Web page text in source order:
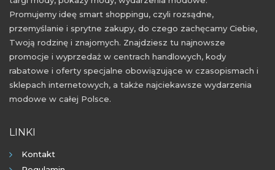
Promujemy ideę smart shoppingu, czyli rozsądne,
przemyślanie i sprytne zakupy, do czego zachęcamy Ciebie,
Twoją rodzinę i znajomych. Znajdziesz tu najnowsze
promocje i wyprzedaż w centrach handlowych, kody
rabatowe i oferty specjalne obowiązujące w czasopismach i
sklepach internetowych, a także najciekawsze wydarzenia
modowe w całej Polsce.
LINKI
Kontakt